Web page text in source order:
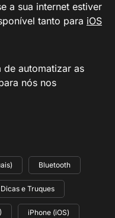
a sua internet estiver
tanto para iOS
automatizar as
nós nos
Bluetooth
Dicas e Truques
iPhone (iOS)